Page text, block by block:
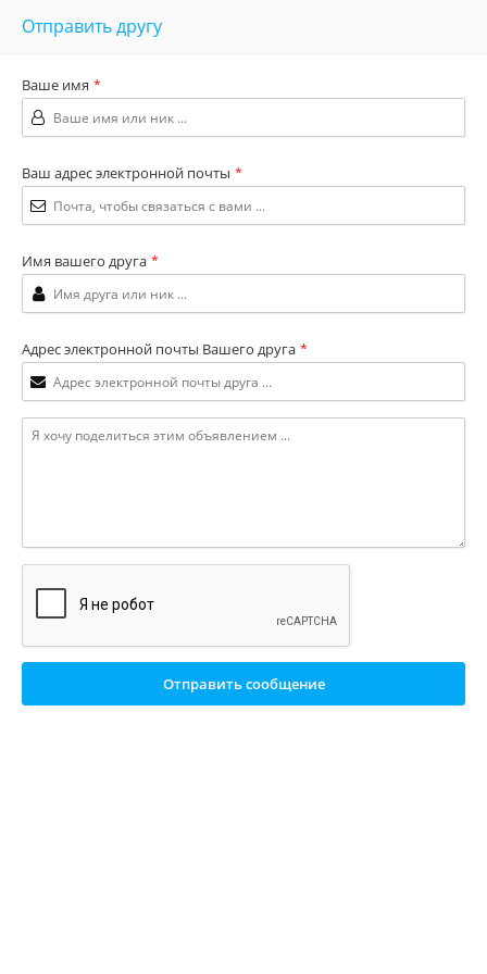
Отправить другу
Ваше имя *
Ваш адрес электронной почты *
Имя вашего друга *
Адрес электронной почты Вашего друга *
Отправить сообщение